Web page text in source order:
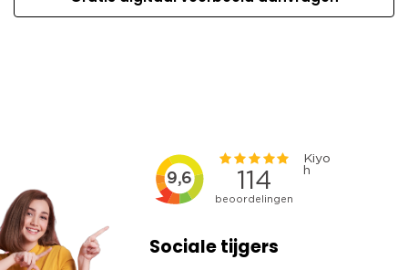
Sociale tijgers